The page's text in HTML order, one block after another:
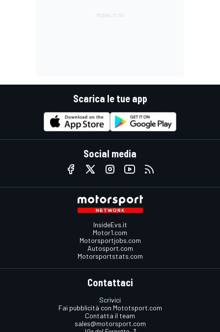
Scarica le tue app
Social media
InsideEvs.it
Motor1.com
Motorsportjobs.com
Autosport.com
Motorsportstats.com
Contattaci
Scrivici
Fai pubblicità con Mototsport.com
Contatta il team
sales@motorsport.com